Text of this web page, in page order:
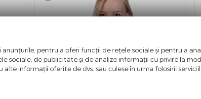
pentru a oferi funcții de rețele sociale și pentru a
sociale, de publicitate și de analize informații cu privire la
informații oferite de dvs. sau culese în urma folosirii